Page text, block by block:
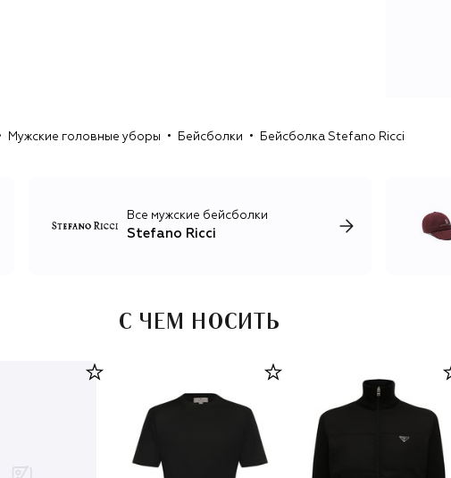
с пестрыми орнаментами на аксессуарах: клеткой, пье-
достоинство.
Мужские головные уборы Бейсболки Бейсболка Stefano Ricci
Все мужские бейсболки
Stefano Ricci
С ЧЕМ НОСИТЬ